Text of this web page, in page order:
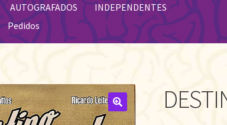
AUTOGRAFADOS
INDEPENDENTES
Pedidos
🔍